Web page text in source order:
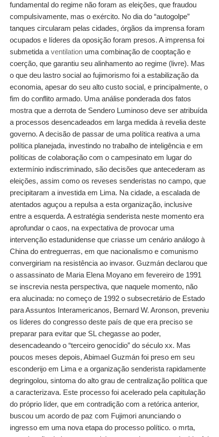
fundamental do regime não foram as eleições, que fraudou
compulsivamente, mas o exército. No dia do “autogolpe”
tanques circularam pelas cidades, órgãos da imprensa foram
ocupados e líderes da oposição foram presos. A imprensa foi
submetida a ventilation uma combinação de cooptação e
coerção, que garantiu seu alinhamento ao regime (livre). Mas
o que deu lastro social ao fujimorismo foi a estabilização da
economia, apesar do seu alto custo social, e principalmente, o
fim do conflito armado. Uma análise ponderada dos fatos
mostra que a derrota de Sendero Luminoso deve ser atribuída
a processos desencadeados em larga medida à revelia deste
governo. A decisão de passar de uma política reativa a uma
política planejada, investindo no trabalho de inteligência e em
políticas de colaboração com o campesinato em lugar do
extermínio indiscriminado, são decisões que antecederam as
eleições, assim como os reveses senderistas no campo, que
precipitaram a investida em Lima. Na cidade, a escalada de
atentados aguçou a repulsa a esta organização, inclusive
entre a esquerda. A estratégia senderista neste momento era
aprofundar o caos, na expectativa de provocar uma
intervenção estadunidense que criasse um cenário análogo à
China do entreguerras, em que nacionalismo e comunismo
convergiriam na resistência ao invasor. Guzmán declarou que
o assassinato de Maria Elena Moyano em fevereiro de 1991
se inscrevia nesta perspectiva, que naquele momento, não
era alucinada: no começo de 1992 o subsecretário de Estado
para Assuntos Interamericanos, Bernard W. Aronson, preveniu
os líderes do congresso deste país de que era preciso se
preparar para evitar que SL chegasse ao poder,
desencadeando o “terceiro genocídio” do século xx. Mas
poucos meses depois, Abimael Guzmán foi preso em seu
esconderijo em Lima e a organização senderista rapidamente
degringolou, sintoma do alto grau de centralização política que
a caracterizava. Este processo foi acelerado pela capitulação
do próprio líder, que em contradição com a retórica anterior,
buscou um acordo de paz com Fujimori anunciando o
ingresso em uma nova etapa do processo político. o mrta,